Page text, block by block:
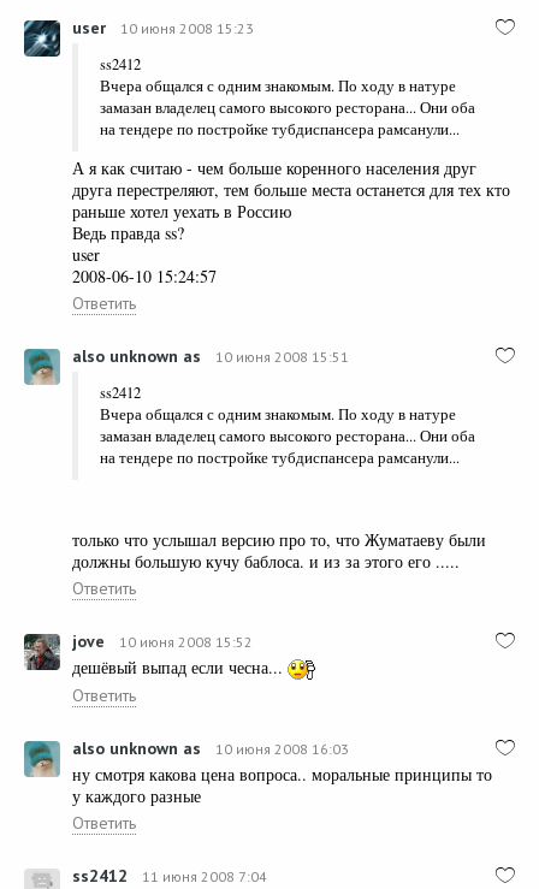
user 10 июня 2008 15:23
ss2412
Вчера общался с одним знакомым. По ходу в натуре
замазан владелец самого высокого ресторана... Они оба
на тендере по постройке тубдиспансера рамсанули...
А я как считаю - чем больше коренного населения друг
друга перестреляют, тем больше места останется для тех кто
раньше хотел уехать в Россию
Ведь правда ss?
user
2008-06-10 15:24:57
Ответить
also unknown as 10 июня 2008 15:51
ss2412
Вчера общался с одним знакомым. По ходу в натуре
замазан владелец самого высокого ресторана... Они оба
на тендере по постройке тубдиспансера рамсанули...
только что услышал версию про то, что Жуматаеву были
должны большую кучу баблоса. и из за этого его .....
Ответить
jove 10 июня 2008 15:52
дешёвый выпад если чесна...
Ответить
also unknown as 10 июня 2008 16:03
ну смотря какова цена вопроса.. моральные принципы то
у каждого разные
Ответить
ss2412 11 июня 2008 7:04